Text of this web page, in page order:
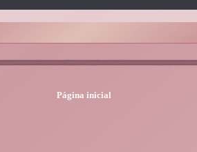
Página inicial